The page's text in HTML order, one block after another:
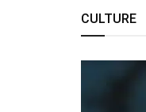
CULTURE